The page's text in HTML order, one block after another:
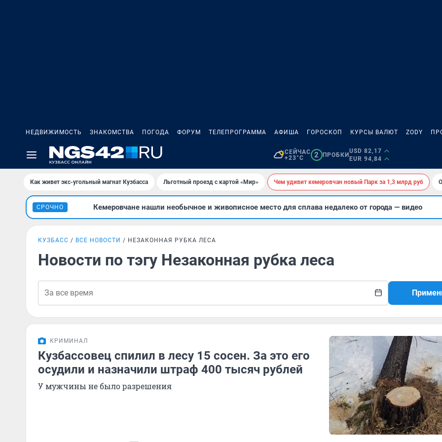
НЕДВИЖИМОСТЬ ЗНАКОМСТВА ПОГОДА ФОРУМ ТЕЛЕПРОГРАММА АФИША ГОРОСКОП КУРСЫ ВАЛЮТ ZODY
СЕЙЧАС
+23°C
2 ПРОБКИ
USD 82,17
EUR 94,84
Как живет экс-угольный магнат Кузбасса Льготный проезд с картой «Мир» Чем удивит кемеровчан новый Парк за 1,3 млрд руб
СРОЧНО Кемеровчане нашли необычное и живописное место для сплава недалеко от города — видео
КУЗБАСС ВСЕ НОВОСТИ НЕЗАКОННАЯ РУБКА ЛЕСА
Новости по тэгу Незаконная рубка леса
КРИМИНАЛ
Кузбассовец спилил в лесу 15 сосен. За это его
осудили и назначили штраф 400 тысяч рублей
У мужчины не было разрешения